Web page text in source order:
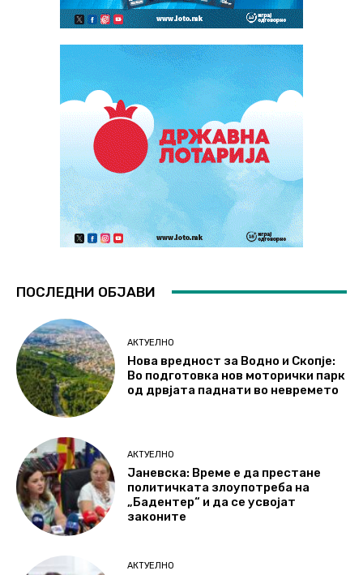
ПОСЛЕДНИ ОБЈАВИ
АКТУЕЛНО
Нова вредност за Водно и Скопје:
Во подготовка нов моторички парк
од дрвјата паднати во невремето
АКТУЕЛНО
Јаневска: Време е да престане
политичката злоупотреба на
„Бадентер“ и да се усвојат
законите
АКТУЕЛНО